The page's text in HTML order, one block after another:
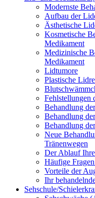
Modernste
Aufbau der
Ästhetische
Kosmetische
Medikament
Medizinische
Medikament
Lidtumore
Plastische
Fehlstellungen
Behandlung
Behandlung
Behandlung
Neue
Tränenwegen
Der Ablauf
Häufige
Vorteile der
Ihr
Sehschule/